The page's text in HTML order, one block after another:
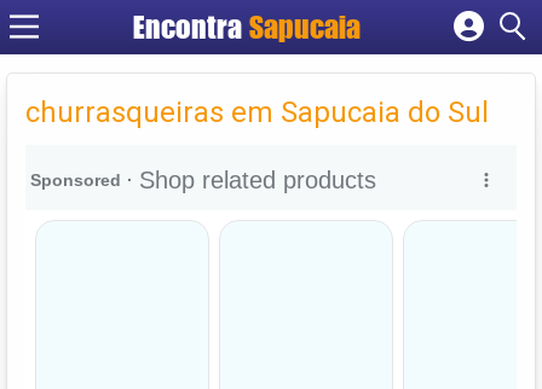
Encontra
Cadastrar empresa
Criar conta
churrasqueiras em Sapucaia do Sul